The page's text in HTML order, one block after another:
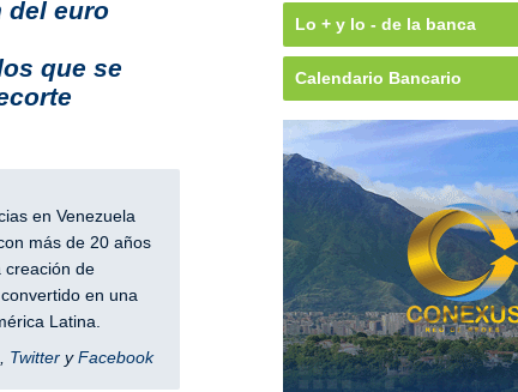
del euro
que se
en Venezuela
más de 20 años
creación de
en una
Latina.
, TwitteryFacebook
Lo + y lo - de la banca
Calendario Bancario